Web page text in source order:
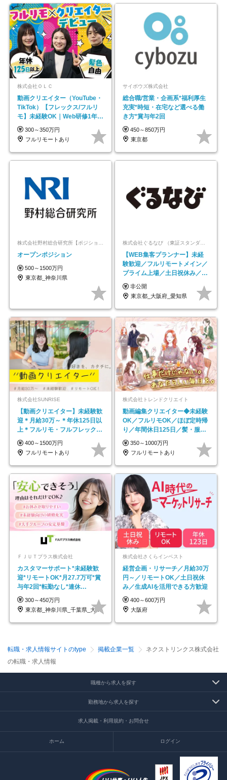
株式会社ＯＬＣ
動画クリエイター（YouTube・
TikTok）【フレックス/フルリ
モ】未経験OK｜Web研修1年間
｜副業OK
300～350万円
フルリモートあり
サイボウズ株式会社
総合職/営業・企画系*福利厚生
充実*時短・在宅など選べる働
き方*賞与年2回
450～850万円
東京都
オープンポジション
500～1500万円
東京都_神奈川県
株式会社ぐるなび （東証スタンダード上場）
【WEB集客プランナー】未経
験歓迎／フルリモートメイン／
プライム上場／土日祝休み／東
京・大阪・名古屋
非公開
東京都_大阪府_愛知県
株式会社SUNRISE
【動画クリエイター】未経験歓
迎＊月給30万～＊年休125日以
上＊フルリモ・フルフレックス
◆10名の採用が決定◆
400～1500万円
フルリモートあり
株式会社トレンドクリエイト
動画編集クリエイター◆未経験
OK／フルリモOK／ほぼ定時帰
り／年間休日125日／髪・服・
ネイル自由／副業OK
350～1000万円
フルリモートあり
ＦＪＵＴプラス株式会社
カスタマーサポート*未経験歓
迎*リモートOK*月27.7万可*賞
与年2回*転勤なし*連休
OK/ZE010232
300～450万円
東京都_神奈川県_千葉県_大阪府_愛知県…
株式会社さくらインベスト
経営企画・リサーチ／月給30万
円～／リモートOK／土日祝休
み／生成AIを活用できる方歓迎
400～600万円
大阪府
転職・求人情報サイトのtype 掲載企業一覧
ネクストリンクス株式会社
の転職・求人情報
職種から求人を探す
勤務地から求人を探す
求人掲載・利用規約・お問合せ
ホーム ログイン